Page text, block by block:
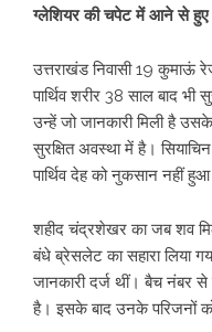
ग्लेशियर की चपेट में आने से हुए
उत्तराखंड निवासी 19 कुमाऊं
पार्थिव शरीर 38 साल बाद भी
उन्हें जो जानकारी मिली है
सुरक्षित अवस्था में है।
पार्थिव देह को नुकसान नहीं
शहीद चंद्रशेखर का जब शव
बंधे ब्रेसलेट का सहारा लिया
जानकारी दर्ज थीं। बैच नंबर से
है। इसके बाद उनके परिजनों